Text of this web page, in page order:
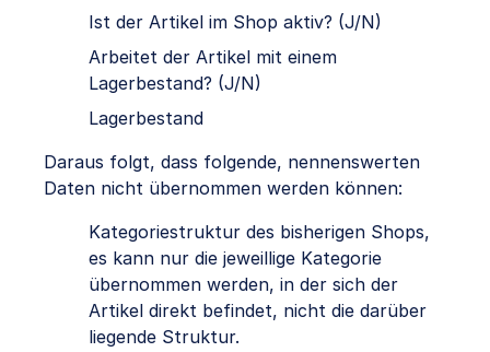
Ist der Artikel im Shop aktiv? (J/N)
Arbeitet der Artikel mit einem
Lagerbestand? (J/N)
Lagerbestand
Daraus folgt, dass folgende, nennenswerten
Daten nicht übernommen werden können:
Kategoriestruktur des bisherigen Shops,
es kann nur die jeweillige Kategorie
übernommen werden, in der sich der
Artikel direkt befindet, nicht die darüber
liegende Struktur.